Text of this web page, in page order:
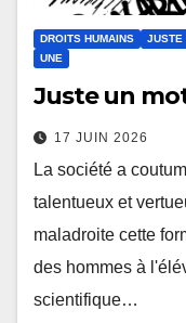
DROITS HUMAINS JUSTE
UNE
Juste un
17 JUIN 2026
La société a
talentueux et
maladroite cette
des hommes à
scientifique…